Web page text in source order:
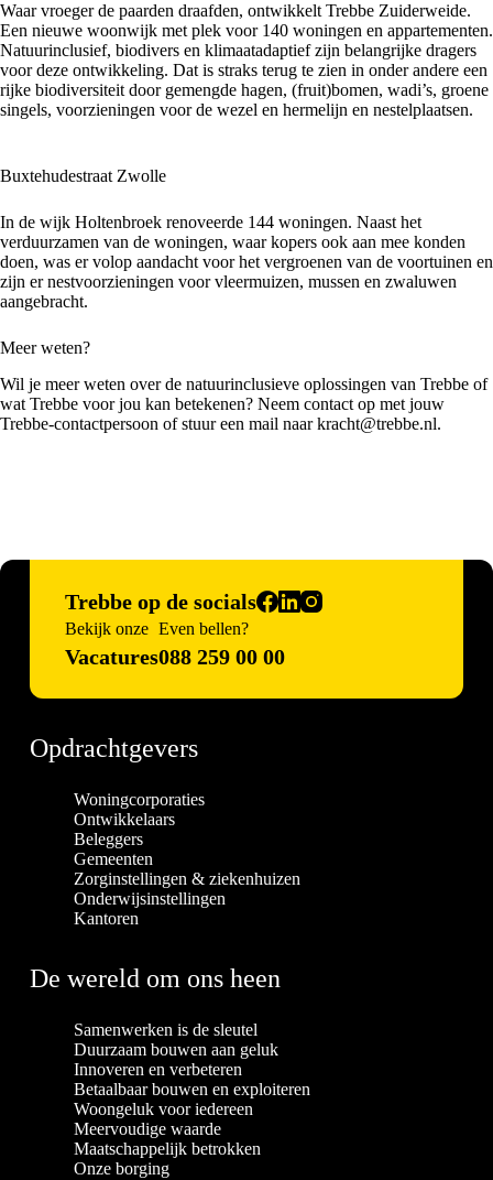
Waar vroeger de paarden draafden, ontwikkelt Trebbe Zuiderweide.
Een nieuwe woonwijk met plek voor 140 woningen en appartementen.
Natuurinclusief, biodivers en klimaatadaptief zijn belangrijke dragers
voor deze ontwikkeling. Dat is straks terug te zien in onder andere een
rijke biodiversiteit door gemengde hagen, (fruit)bomen, wadi’s, groene
singels, voorzieningen voor de wezel en hermelijn en nestelplaatsen.
Buxtehudestraat Zwolle
In de wijk Holtenbroek renoveerde 144 woningen. Naast het
verduurzamen van de woningen, waar kopers ook aan mee konden
doen, was er volop aandacht voor het vergroenen van de voortuinen en
zijn er nestvoorzieningen voor vleermuizen, mussen en zwaluwen
aangebracht.
Meer weten?
Wil je meer weten over de natuurinclusieve oplossingen van Trebbe of
wat Trebbe voor jou kan betekenen? Neem contact op met jouw
Trebbe-contactpersoon of stuur een mail naarkracht@trebbe.nl.
Trebbe op de socials
Bekijk onze
Vacatures
Even bellen?
088 259 00 00
Opdrachtgevers
Woningcorporaties
Ontwikkelaars
Beleggers
Gemeenten
Zorginstellingen & ziekenhuizen
Onderwijsinstellingen
Kantoren
De wereld om ons heen
Samenwerken is de sleutel
Duurzaam bouwen aan geluk
Innoveren en verbeteren
Betaalbaar bouwen en exploiteren
Woongeluk voor iedereen
Meervoudige waarde
Maatschappelijk betrokken
Onze borging